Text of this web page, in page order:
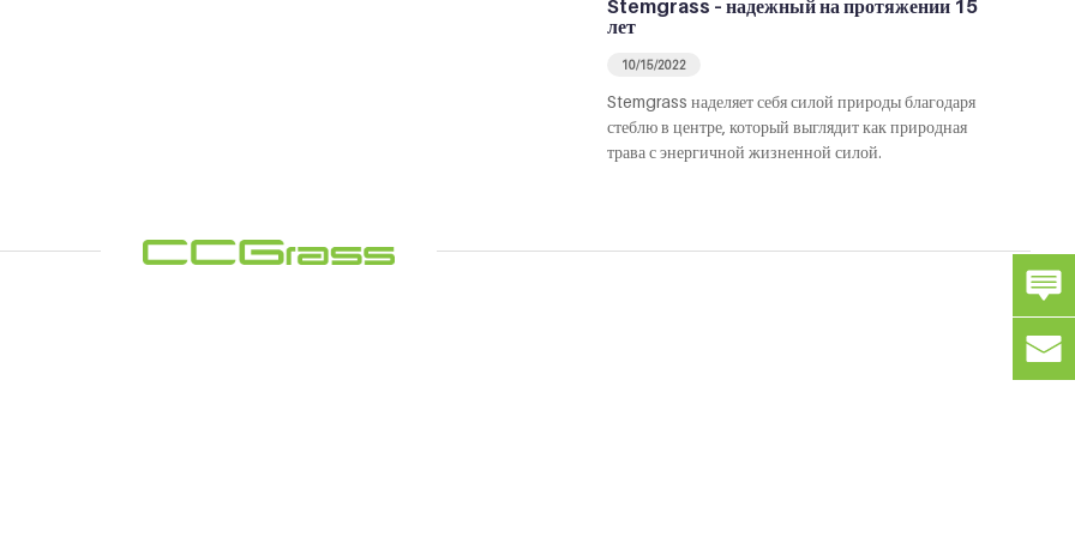
Stemgrass – надежный на протяжении 15
лет
10/15/2022
Stemgrass наделяет себя силой природы благодаря
стеблю в центре, который выглядит как природная
трава с энергичной жизненной силой.